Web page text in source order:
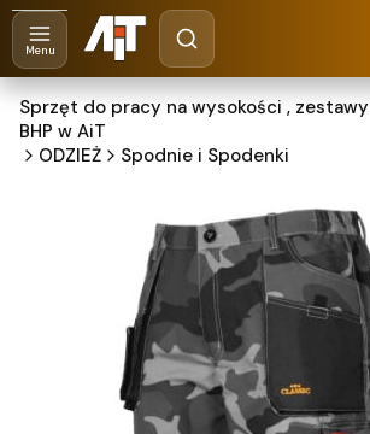
Otwórz wyszukiwarkę
Szukaj
Sprzęt do pracy na wysokości , zestawy
BHP w AiT
ODZIEŻ
Spodnie i Spodenki
Menu